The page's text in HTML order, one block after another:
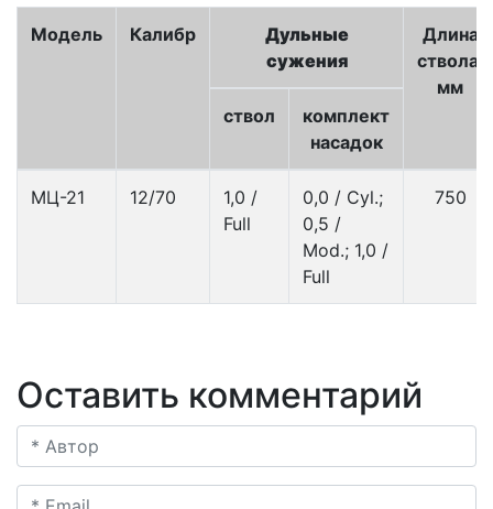
Модель Калибр
Дульные
сужения
Длина
ствола,
мм
ствол
комплект
насадок
МЦ-21 12/70
1,0 /
Full
0,0 / Cyl.;
0,5 /
Mod.; 1,0 /
Full
750
Оставить комментарий